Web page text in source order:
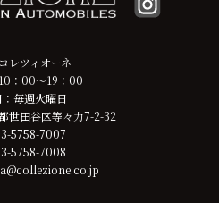
レツィオーネ
：00～19：00
毎週火曜日
世田谷区等々力7-2-32
5758-7007
5758-7008